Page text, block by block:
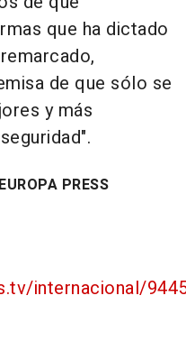
que ha dictado
de que sólo se
y más
PRESS
internacional/